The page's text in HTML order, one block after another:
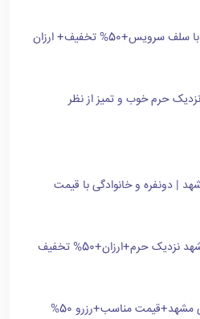
تخفیف+ ارزان
حرم خوب و تمیز از نظر
| دونفره و خانوادگی با قیمت
حرم+ارزان+50% تخفیف
لیست هتل های خیابان طبرسی مشهد+قیمت مناسب+رزرو 50%